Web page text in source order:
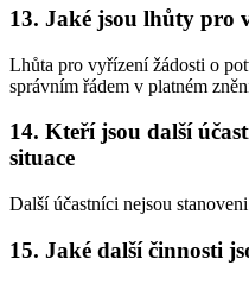
13. Jaké jsou lhůty pro
Lhůta pro vyřízení žádosti o
správním řádem v platném
14. Kteří jsou další
situace
Další účastníci nejsou
15. Jaké další činnosti